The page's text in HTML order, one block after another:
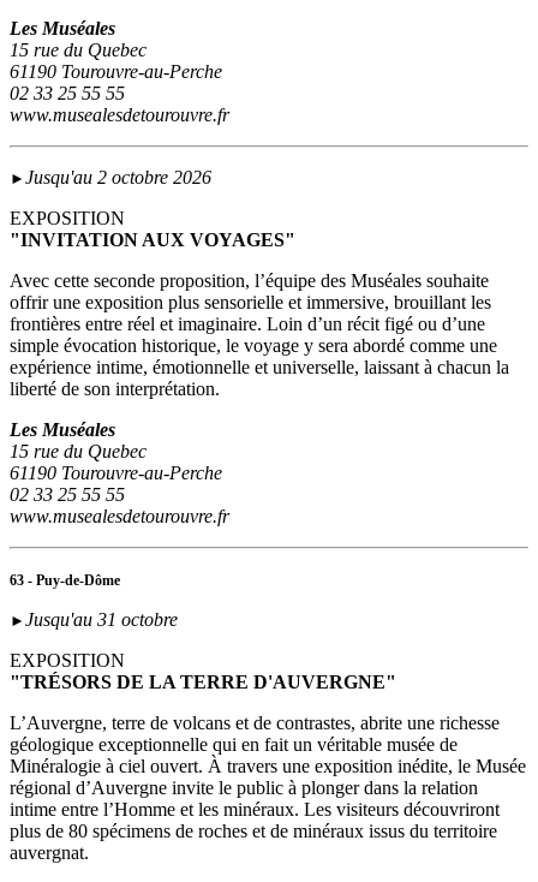
Les Muséales
15 rue du Quebec
61190 Tourouvre-au-Perche
02 33 25 55 55
www.musealesdetourouvre.fr
► Jusqu'au 2 octobre 2026
EXPOSITION
"INVITATION AUX VOYAGES"
Avec cette seconde proposition, l’équipe des Muséales souhaite
offrir une exposition plus sensorielle et immersive, brouillant les
frontières entre réel et imaginaire. Loin d’un récit figé ou d’une
simple évocation historique, le voyage y sera abordé comme une
expérience intime, émotionnelle et universelle, laissant à chacun la
liberté de son interprétation.
Les Muséales
15 rue du Quebec
61190 Tourouvre-au-Perche
02 33 25 55 55
www.musealesdetourouvre.fr
63 - Puy-de-Dôme
► Jusqu'au 31 octobre
EXPOSITION
"TRÉSORS DE LA TERRE D'AUVERGNE"
L’Auvergne, terre de volcans et de contrastes, abrite une richesse
géologique exceptionnelle qui en fait un véritable musée de
Minéralogie à ciel ouvert. À travers une exposition inédite, le Musée
régional d’Auvergne invite le public à plonger dans la relation
intime entre l’Homme et les minéraux. Les visiteurs découvriront
plus de 80 spécimens de roches et de minéraux issus du territoire
auvergnat.